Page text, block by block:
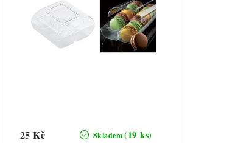
Skladem(19 ks)
25 Kč